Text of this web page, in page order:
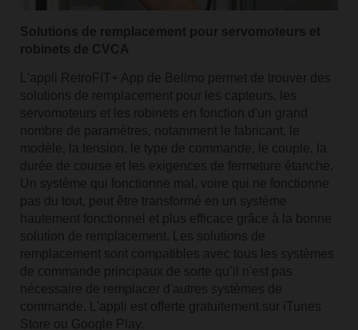
Solutions de remplacement pour servomoteurs et
robinets de CVCA
L'appli RetroFIT+ App de Belimo permet de trouver des
solutions de remplacement pour les capteurs, les
servomoteurs et les robinets en fonction d'un grand
nombre de paramètres, notamment le fabricant, le
modèle, la tension, le type de commande, le couple, la
durée de course et les exigences de fermeture étanche.
Un système qui fonctionne mal, voire qui ne fonctionne
pas du tout, peut être transformé en un système
hautement fonctionnel et plus efficace grâce à la bonne
solution de remplacement. Les solutions de
remplacement sont compatibles avec tous les systèmes
de commande principaux de sorte qu’il n'est pas
nécessaire de remplacer d'autres systèmes de
commande. L'appli est offerte gratuitement sur iTunes
Store ou Google Play.